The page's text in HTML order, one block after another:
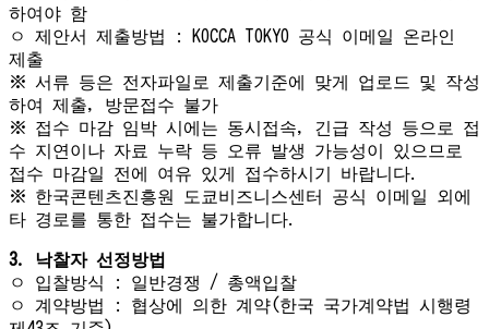
하여야 함
ㅇ 제안서 제출방법 : KOCCA TOKYO 공식 이메일 온라인
제출
※ 서류 등은 전자파일로 제출기준에 맞게 업로드 및 작성
하여 제출, 방문접수 불가
※ 접수 마감 임박 시에는 동시접속, 긴급 작성 등으로 접
수 지연이나 자료 누락 등 오류 발생 가능성이 있으므로
접수 마감일 전에 여유 있게 접수하시기 바랍니다.
※ 한국콘텐츠진흥원 도쿄비즈니스센터 공식 이메일 외에
타 경로를 통한 접수는 불가합니다.
3. 낙찰자 선정방법
ㅇ 입찰방식 : 일반경쟁 / 총액입찰
ㅇ 계약방법 : 협상에 의한 계약(한국 국가계약법 시행령